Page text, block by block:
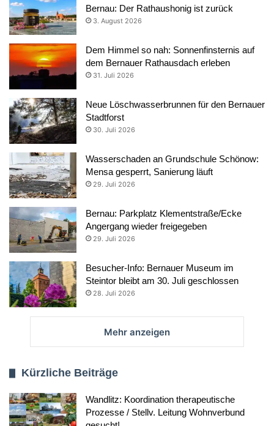
Bernau: Der Rathaushonig ist zurück
3. August 2026
Dem Himmel so nah: Sonnenfinsternis auf
dem Bernauer Rathausdach erleben
31. Juli 2026
Neue Löschwasserbrunnen für den Bernauer
Stadtforst
30. Juli 2026
Wasserschaden an Grundschule Schönow:
Mensa gesperrt, Sanierung läuft
29. Juli 2026
Bernau: Parkplatz Klementstraße/Ecke
Angergang wieder freigegeben
29. Juli 2026
Besucher-Info: Bernauer Museum im
Steintor bleibt am 30. Juli geschlossen
28. Juli 2026
Mehr anzeigen
Kürzliche Beiträge
Wandlitz: Koordination therapeutische
Prozesse / Stellv. Leitung Wohnverbund